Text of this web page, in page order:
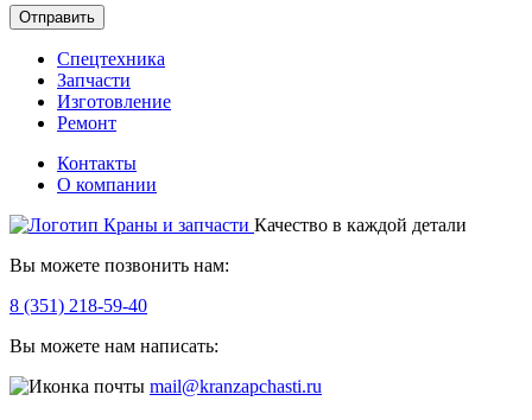
Отправить
Спецтехника
Запчасти
Изготовление
Ремонт
Контакты
О компании
Качество в каждой детали
Вы можете позвонить нам:
8 (351) 218-59-40
Вы можете нам написать:
mail@kranzapchasti.ru